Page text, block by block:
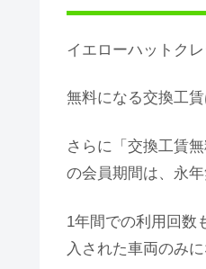
イエローハットク
無料になる交換工
さらに「交換工賃
の会員期間は、永年
1年間での利用回数
入された車両のみ